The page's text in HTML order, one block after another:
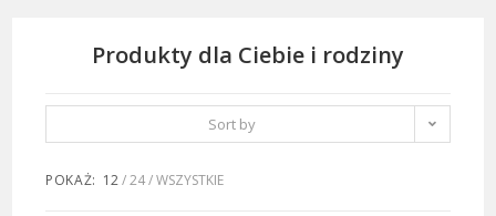
Produkty dla Ciebie i rodziny
Sort by
POKAŻ: 12 24 WSZYSTKIE